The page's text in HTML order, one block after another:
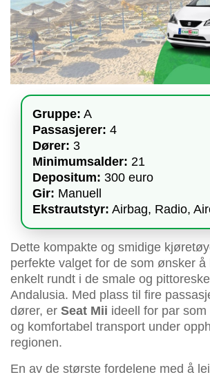
Gruppe: A
Passasjerer: 4
Dører: 3
Minimumsalder: 21
Depositum: 300 euro
Gir: Manuell
Ekstrautstyr: Airbag, Radio,
Dette kompakte og smidige
perfekte valget for de som ønsker å
enkelt rundt i de smale og
Andalusia. Med plass til fire
dører, er Seat Mii ideell for par
og komfortabel transport under
regionen.
En av de største fordelene med å